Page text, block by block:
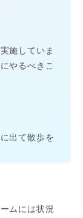
施していま
やるべきこ
出て散歩を
ムには状況